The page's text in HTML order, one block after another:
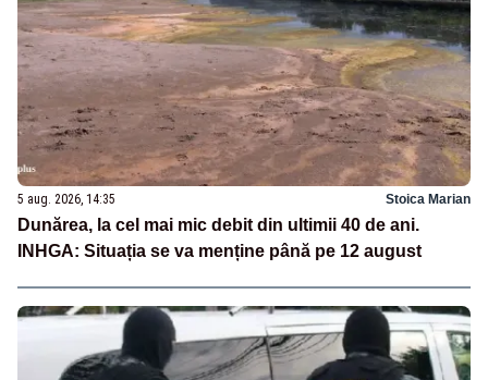
5 aug. 2026, 14:35 Stoica Marian
Dunărea, la cel mai mic debit din ultimii 40 de ani.
INHGA: Situația se va menține până pe 12 august